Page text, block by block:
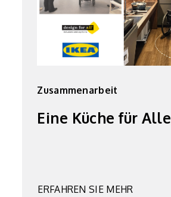
Zusammenarbeit
Eine Küche für Alle
ERFAHREN SIE MEHR